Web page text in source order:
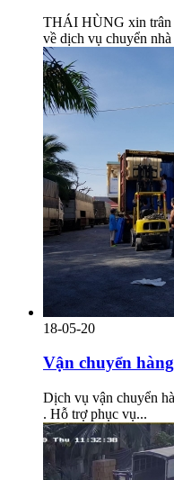
THÁI HÙNG xin trân
về dịch vụ chuyển nhà
18-05-20
Vận chuyển
Dịch vụ vận chuyển
. Hỗ trợ phục vụ...